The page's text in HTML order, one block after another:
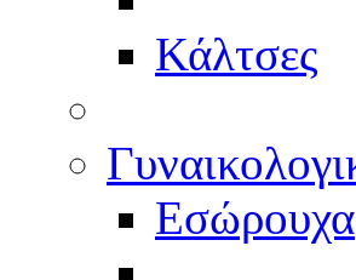
Κάλτσες
Εσώρουχα